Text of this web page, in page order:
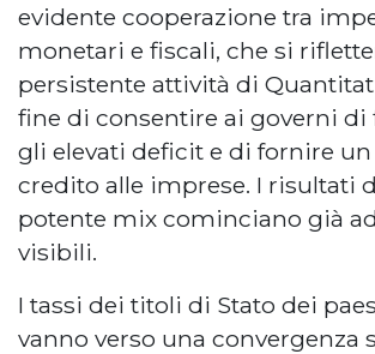
evidente cooperazione tra
monetari e fiscali, che si
persistente attività di
fine di consentire ai governi di
gli elevati deficit e di fornire
credito alle imprese. I risultati
potente mix cominciano già
visibili.
I tassi dei titoli di Stato dei
vanno verso una convergenza